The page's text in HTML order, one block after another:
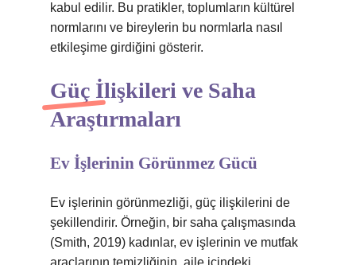
kabul edilir. Bu pratikler, toplumların kültürel
normlarını ve bireylerin bu normlarla nasıl
etkileşime girdiğini gösterir.
Güç İlişkileri ve Saha
Araştırmaları
Ev İşlerinin Görünmez Gücü
Ev işlerinin görünmezliği, güç ilişkilerini de
şekillendirir. Örneğin, bir saha çalışmasında
(Smith, 2019) kadınlar, ev işlerinin ve mutfak
araçlarının temizliğinin, aile içindeki